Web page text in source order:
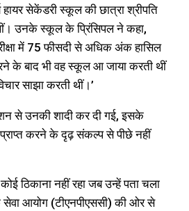
सेकेंडरी स्कूल की छात्रा श्रीपति
उनके स्कूल के प्रिंसिपल ने कहा,
में 75 फीसदी से अधिक अंक हासिल
के बाद भी वह स्कूल आ जाया करती थीं
साझा करती थीं।’
से उनकी शादी कर दी गई, इसके
करने के दृढ़ संकल्प से पीछे नहीं
ठिकाना नहीं रहा जब उन्हें पता चला
सेवा आयोग (टीएनपीएससी) की ओर से